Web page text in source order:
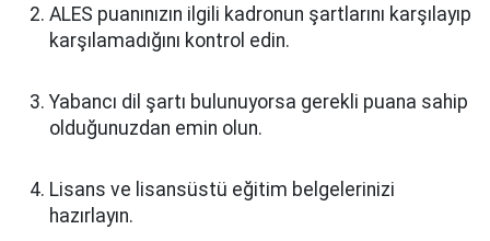
ALES puanınızın ilgili kadronun şartlarını karşılayıp
karşılamadığını kontrol edin.
Yabancı dil şartı bulunuyorsa gerekli puana sahip
olduğunuzdan emin olun.
Lisans ve lisansüstü eğitim belgelerinizi
hazırlayın.